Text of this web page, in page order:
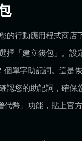
的行動應用程式商店
擇「建立錢包」。設
個單字助記詞。這是
認您的助記詞，確保
代幣」功能，貼上官